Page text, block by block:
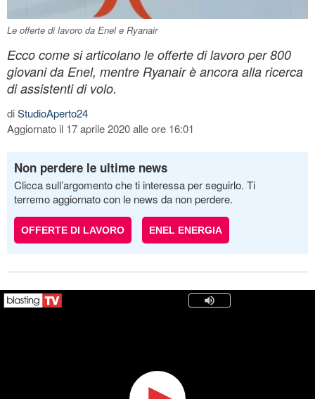
Le offerte di lavoro da Enel e Ryanair
Ecco come si articolano le offerte di lavoro per 800
giovani da Enel, mentre Ryanair è ancora alla ricerca
di assistenti di volo.
diStudioAperto24
Aggiornato il 17 aprile 2020 alle ore 16:01
Non perdere le ultime news
Clicca sull’argomento che ti interessa per seguirlo. Ti
terremo aggiornato con le news da non perdere.
OFFERTE DI LAVORO ENEL ENERGIA